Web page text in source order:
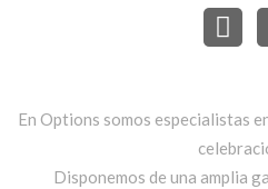
En Options somos especialistas
Disponemos de una amplia